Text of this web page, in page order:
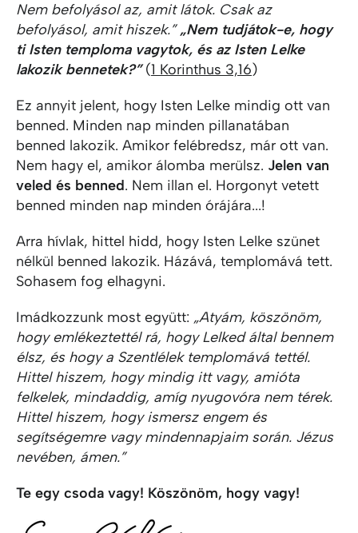
Nem befolyásol az, amit látok. Csak az
befolyásol, amit hiszek.” „Nem tudjátok-e, hogy
ti Isten temploma vagytok, és az Isten Lelke
lakozik bennetek?”(1 Korinthus 3,16)
Ez annyit jelent, hogy Isten Lelke mindig ott van
benned. Minden nap minden pillanatában
benned lakozik. Amikor felébredsz, már ott van.
Nem hagy el, amikor álomba merülsz. Jelen van
veled és benned. Nem illan el. Horgonyt vetett
benned minden nap minden órájára...!
Arra hívlak, hittel hidd, hogy Isten Lelke szünet
nélkül benned lakozik. Házává, templomává tett.
Sohasem fog elhagyni.
Imádkozzunk most együtt: „Atyám, köszönöm,
hogy emlékeztettél rá, hogy Lelked által bennem
élsz, és hogy a Szentlélek templomává tettél.
Hittel hiszem, hogy mindig itt vagy, amióta
felkelek, mindaddig, amíg nyugovóra nem térek.
Hittel hiszem, hogy ismersz engem és
segítségemre vagy mindennapjaim során. Jézus
nevében, ámen.”
Te egy csoda vagy! Köszönöm, hogy vagy!